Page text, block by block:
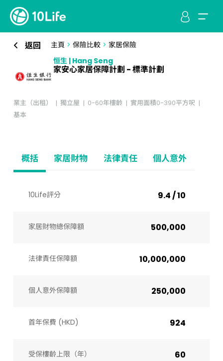
返回 主頁 > 保險比較> 家居保險
恒生 | Hang Seng
家安心家居保障計劃 - 標準計劃
業主（出租） 獨立屋 0-60年樓齡
實用面積0-390平方呎
基本
概括 家居財物 法律責任 個人意外
10Life評分 9.4 / 10
家居財物總保障額 500,000
法律責任保障額 10,000,000
個人意外保障額 250,000
首年保費 (HKD) 924
受保樓齡上限（年）​ 60